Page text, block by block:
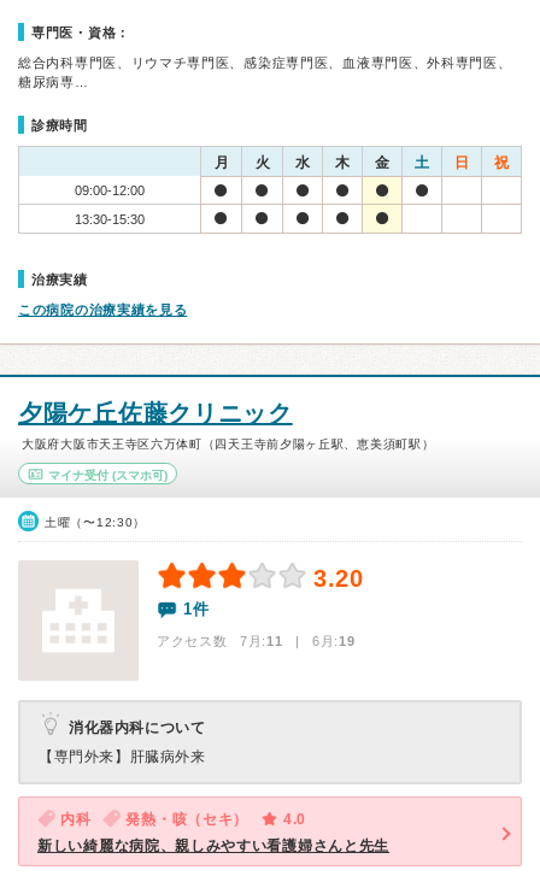
専門医・資格：
総合内科専門医、リウマチ専門医、感染症専門医、血液専門医、外科専門医、
糖尿病専…
診療時間
月 火 水 木 金 土 日 祝
09:00-12:00
13:30-15:30
治療実績
この病院の治療実績を見る
夕陽ケ丘佐藤クリニック
大阪府大阪市天王寺区六万体町（四天王寺前夕陽ヶ丘駅、恵美須町駅）
マイナ受付 (スマホ可)
土曜（〜12:30）
3.20
1件
アクセス数 7月:11 | 6月:19
消化器内科について
【専門外来】 肝臓病外来
内科 発熱・咳（セキ）
4.0
新しい綺麗な病院、親しみやすい看護婦さんと先生